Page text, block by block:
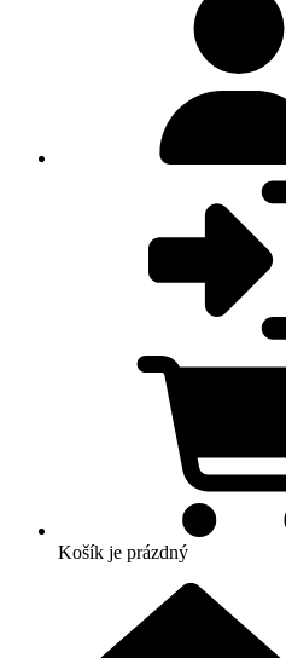
Košík je prázdný